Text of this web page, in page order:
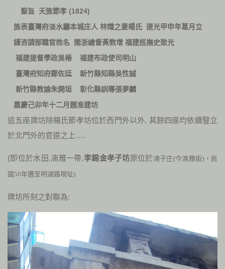
聖旨 天旌節孝 (1824)
旌表臺灣府淡水廳本城庄人 林熾之妻楊氏 道光甲申年葛月立
謹咨請部職官姓名 閩浙總督黃教增 福建巡撫史致光
福建提督學政吳樁 福建布政使司明山
臺灣府知府鄭佐廷 新竹縣知縣吳性誠
新竹縣教諭朱開垣 彰化縣訓導張夢麟
嘉慶己卯年十二月題准建坊
這五座牌坊除楊氏節孝坊位於西門外以外, 其餘四座均依續豎立
於北門外的官道之上….
(即位於水田,湳雅一帶,李錫金孝子坊原位於湳子庄(今湳雅街) ， 民
國50年遷至明湖路現址)
牌坊所刻之對聯為: